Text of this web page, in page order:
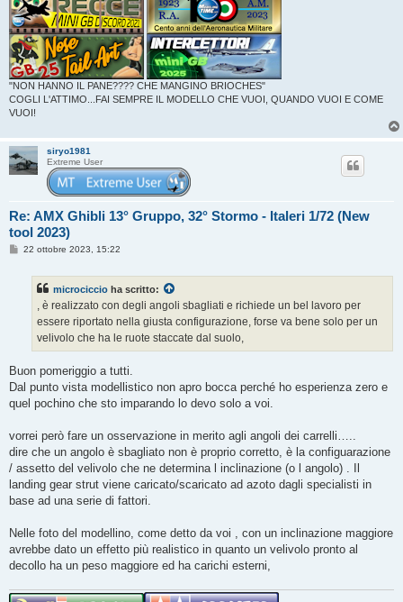
"NON HANNO IL PANE???? CHE MANGINO BRIOCHES"
COGLI L'ATTIMO...FAI SEMPRE IL MODELLO CHE VUOI, QUANDO VUOI E COME
VUOI!
siryo1981
Extreme User
Re: AMX Ghibli 13° Gruppo, 32° Stormo - Italeri 1/72 (New
tool 2023)
M22 ottobre 2023, 15:22
microciccio ha scritto:
, è realizzato con degli angoli sbagliati e richiede un bel lavoro per
essere riportato nella giusta configurazione, forse va bene solo per un
velivolo che ha le ruote staccate dal suolo,
Buon pomeriggio a tutti.
Dal punto vista modellistico non apro bocca perché ho esperienza zero e
quel pochino che sto imparando lo devo solo a voi.
vorrei però fare un osservazione in merito agli angoli dei carrelli…..
dire che un angolo è sbagliato non è proprio corretto, è la configuarazione
/ assetto del velivolo che ne determina l inclinazione (o l angolo) . Il
landing gear strut viene caricato/scaricato ad azoto dagli specialisti in
base ad una serie di fattori.
Nelle foto del modellino, come detto da voi , con un inclinazione maggiore
avrebbe dato un effetto più realistico in quanto un velivolo pronto al
decollo ha un peso maggiore ed ha carichi esterni,